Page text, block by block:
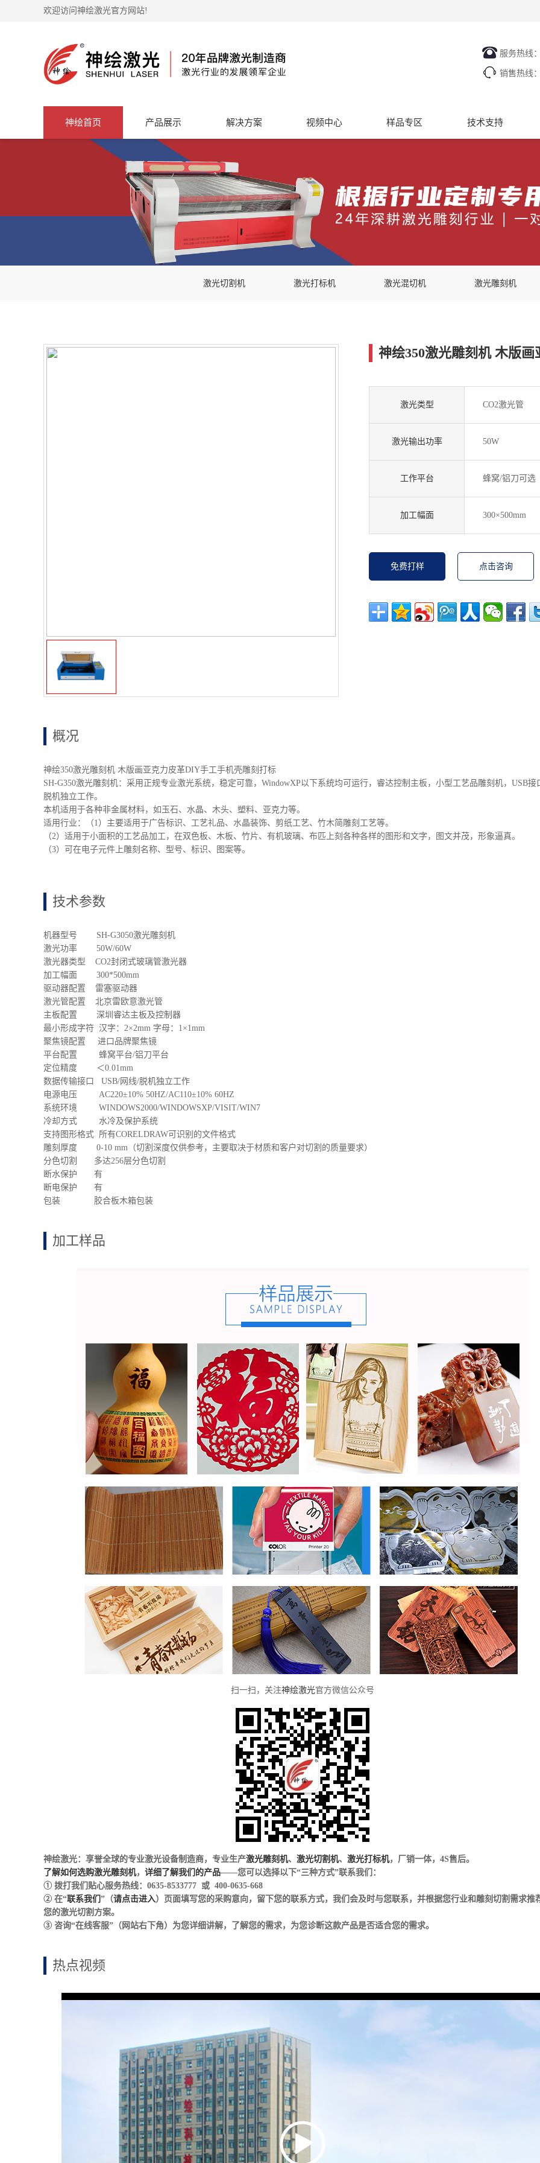
欢迎访问神绘激光官方网站!
服务热线
销售热线
神绘首页 产品展示 解决方案 视频中心 样品专区 技术支持
激光切割机 激光打标机 激光混切机 激光雕刻机
神绘350激光雕刻机 木版
激光类型 CO2激光管
激光输出功率 50W
工作平台 蜂窝/铝刀可选
加工幅面 300×500mm
免费打样 点击咨询
概况
神绘350激光雕刻机 木版画亚克力皮革DIY手工手机壳雕刻打标
SH-G350激光雕刻机：采用正规专业激光系统，稳定可靠，WindowXP以下系统均可运行，睿达控制主板，小型工艺品雕刻机，USB接
脱机独立工作。
本机适用于各种非金属材料，如玉石、水晶、木头、塑料、亚克力等。
适用行业：（1）主要适用于广告标识、工艺礼品、水晶装饰、剪纸工艺、竹木简雕刻工艺等。
（2）适用于小面积的工艺品加工，在双色板、木板、竹片、有机玻璃、布匹上刻各种各样的图形和文字，图文并茂，形象逼真。
（3）可在电子元件上雕刻名称、型号、标识、图案等。
技术参数
机器型号 SH-G3050激光雕刻机
激光功率 50W/60W
激光器类型 CO2封闭式玻璃管激光器
加工幅面 300*500mm
驱动器配置 雷塞驱动器
激光管配置 北京雷欧意激光管
主板配置 深圳睿达主板及控制器
最小形成字符 汉字：2×2mm 字母：1×1mm
聚焦镜配置 进口品牌聚焦镜
平台配置 蜂窝平台/铝刀平台
定位精度 ＜0.01mm
数据传输接口 USB/网线/脱机独立工作
电源电压 AC220±10% 50HZ/AC110±10% 60HZ
系统环境 WINDOWS2000/WINDOWSXP/VISIT/WIN7
冷却方式 水冷及保护系统
支持图形格式 所有CORELDRAW可识别的文件格式
雕刻厚度 0-10 mm（切割深度仅供参考，主要取决于材质和客户对切割的质量要求）
分色切割 多达256层分色切割
断水保护 有
断电保护 有
包装 胶合板木箱包装
加工样品
扫一扫，关注神绘激光官方微信公众号
神绘激光：享誉全球的专业激光设备制造商，专业生产激光雕刻机、 激光切割机、 激光打标机，厂销一体，4S售后。
了解如何选购激光雕刻机， 详细了解我们的产品——您可以选择以下“三种方式”联系我们：
① 拨打我们贴心服务热线：0635-8533777 或 400-0635-668
② 在“联系我们 ”（请点击进入）页面填写您的采购意向，留下您的联系方式，我们会及时与您联系，并根据您行业和雕刻切割需求推
您的激光切割方案。
③ 咨询“在线客服”（网站右下角）为您详细讲解，了解您的需求，为您诊断这款产品是否适合您的需求。
热点视频